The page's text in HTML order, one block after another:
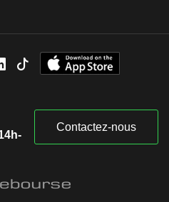
Contactez-nous